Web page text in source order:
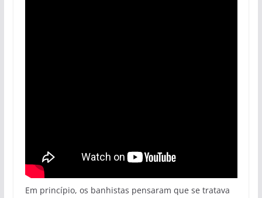
Em princípio, os banhistas pensaram que se tratava